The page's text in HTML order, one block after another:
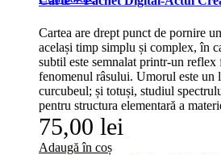
Cartea are drept punct de pornire
același timp simplu și complex, în
subtil este semnalat printr-un
fenomenul râsului. Umorul este un
curcubeul; și totuși, studiul
pentru structura elementară a
75,00 lei
Adaugă în coș